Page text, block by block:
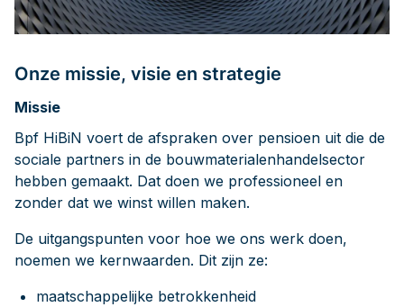
Onze missie, visie en strategie
Missie
Bpf HiBiN voert de afspraken over pensioen uit die de
sociale partners in de bouwmaterialenhandelsector
hebben gemaakt. Dat doen we professioneel en
zonder dat we winst willen maken.
De uitgangspunten voor hoe we ons werk doen,
noemen we kernwaarden. Dit zijn ze:
maatschappelijke betrokkenheid